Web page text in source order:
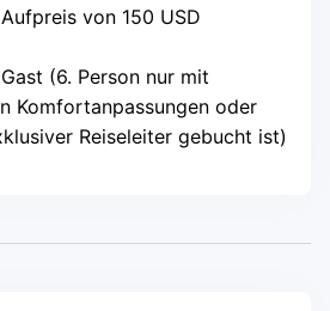
von 150 USD
(6. Person nur mit
Komfortanpassungen oder
Reiseleiter gebucht ist)